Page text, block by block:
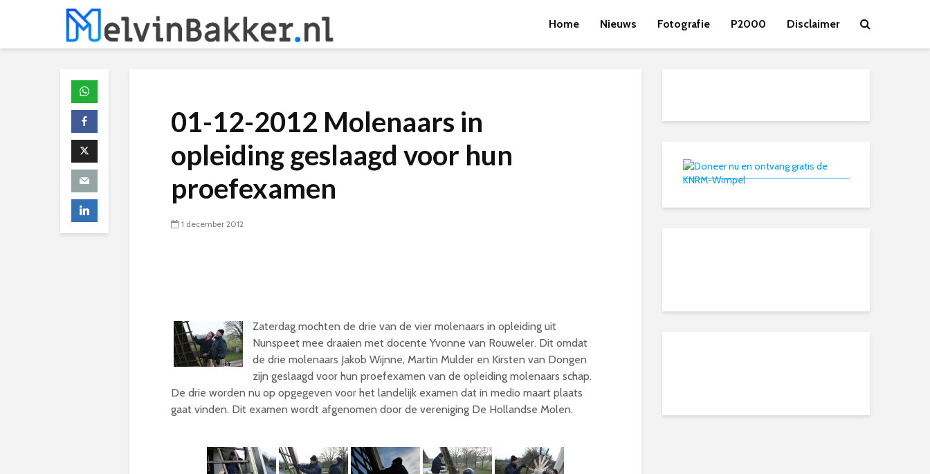
Home Nieuws Fotografie P2000 Disclaimer
01-12-2012 Molenaars in
opleiding geslaagd voor hun
proefexamen
1 december 2012
Zaterdag mochten de drie van de vier molenaars in opleiding uit
Nunspeet mee draaien met docente Yvonne van Rouweler. Dit omdat
de drie molenaars Jakob Wijnne, Martin Mulder en Kirsten van Dongen
zijn geslaagd voor hun proefexamen van de opleiding molenaars schap.
De drie worden nu op opgegeven voor het landelijk examen dat in medio maart plaats
gaat vinden. Dit examen wordt afgenomen door de vereniging De Hollandse Molen.